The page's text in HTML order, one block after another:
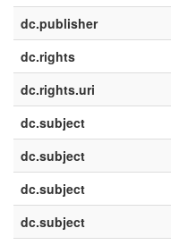
dc.publisher
dc.rights
dc.rights.uri
dc.subject
dc.subject
dc.subject
dc.subject